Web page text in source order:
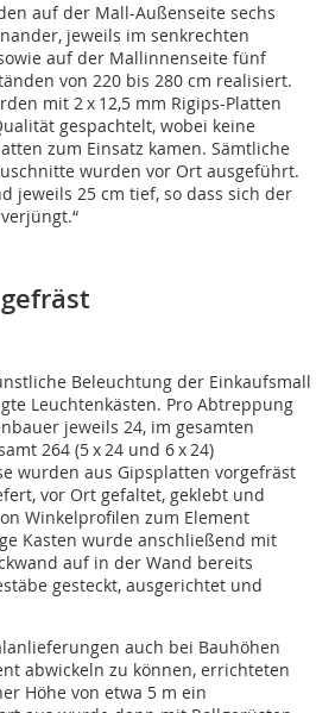
auf der Mall-Außenseite sechs
jeweils im senkrechten
auf der Mallinnenseite fünf
von 220 bis 280 cm realisiert.
mit 2 x 12,5 mm Rigips-Platten
gespachtelt, wobei keine
zum Einsatz kamen. Sämtliche
wurden vor Ort ausgeführt.
jeweils 25 cm tief, so dass sich der
Beleuchtung der Einkaufsmall
Leuchtenkästen. Pro Abtreppung
jeweils 24, im gesamten
264 (5 x 24 und 6 x 24)
wurden aus Gipsplatten vorgefräst
vor Ort gefaltet, geklebt und
Winkelprofilen zum Element
Kasten wurde anschließend mit
auf in der Wand bereits
gesteckt, ausgerichtet und
auch bei Bauhöhen
abwickeln zu können, errichteten
Höhe von etwa 5 m ein